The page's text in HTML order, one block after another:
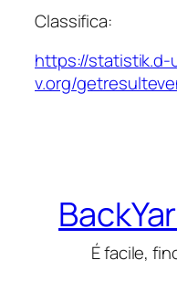
Classifica:
https://statistik.d-
v.org/
É facile,